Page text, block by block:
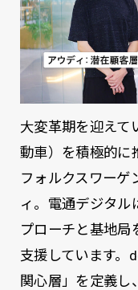
大変革期を迎えて
動車）を積極的に
フォルクスワーゲ
ィ。電通デジタ
プローチと基地局
支援しています。
関心層」を定義し